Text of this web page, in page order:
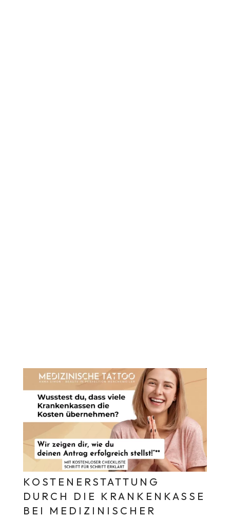
KOSTENERSTATTUNG
DURCH DIE KRANKENKASSE
BEI MEDIZINISCHER